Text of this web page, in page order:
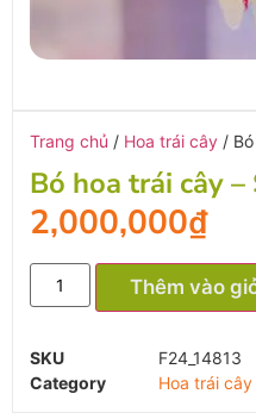
Trang chủ / Hoa trái cây /
Bó hoa trái cây
2,000,000₫
Thêm vào
SKU
F24_14813
Category
Hoa trái cây